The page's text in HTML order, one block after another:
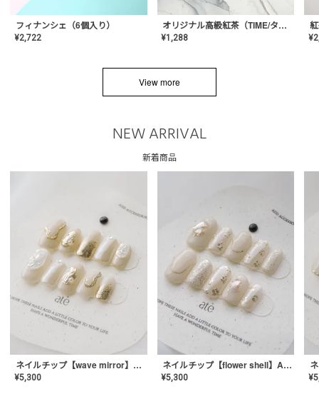
フィナンシェ（6個入り）
¥2,722
オリジナル高級紅茶（TIME/タイム）【ギフト/プチギフト/プレゼント/内祝い/結婚式/オリジナル配合/高品質/ハーブティー/茶葉/記念日/お返し/手土産/美容/おしゃれ】
¥1,288 ¥
View more
NEW ARRIVAL
新着商品
ネイルチップ【wave mirror】AE-CONA-04
¥5,300
ネイルチップ【flower shell】AE-CONA-03
¥5,300 ¥